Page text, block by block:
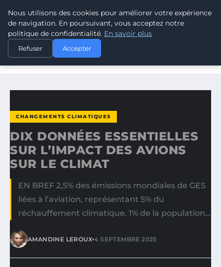
CLIMATE GUARDIAN
ACCUEIL
CHANGEMENTS CLIMATIQUES
DIX DONNÉES ESSENTIELLES SUR L’IMPACT DES AVIONS
CHANGEMENTS CLIMATIQUES
DIX DONNÉES ESSENTIELLES
SUR L’IMPACT DES AVIONS
SUR LE CLIMAT
EN BREF 2,5% des émissions mondiales de GES
liées à l’aviation, représentant 5% du
réchauffement climatique. 1% de la population…
AMANDINE LEROUX•4 SEPTEMBRE 2025
Nous utilisons des cookies pour améliorer votre expérience
de navigation. En poursuivant, vous acceptez notre
politique de confidentialité. En savoir plus
Refuser Accepter